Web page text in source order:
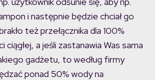
i następnie będzie chciał go
też przełącznika dla 100%
a jeśli zastanawia Was sama
gadżetu, to według firmy
ponad 50% wody na